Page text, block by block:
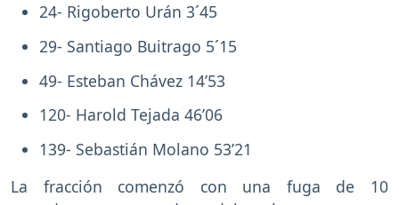
24- Rigoberto Urán 3´45
29- Santiago Buitrago 5´15
49- Esteban Chávez 14’53
120- Harold Tejada 46’06
139- Sebastián Molano 53’21
La fracción comenzó con una fuga de 10